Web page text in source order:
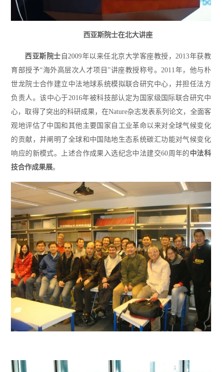
西亚斯院士在北大讲座
西亚斯院士 自2009年以来任北京大学客座教授，2013年获教
育部授予“海外高层次人才项目”讲座教授称号。2011年，他与朴
世龙院士合作建立中法地球系统模拟联合研究中心，并担任法方
负责人。该中心于2016年被科技部认定为国家级国际联合研究中
心，取得了突出的科研成果，在Nature杂志发表系列论文，全面客
观地评估了中国和其他主要国家自工业革命以来对全球气候变化
的贡献，并阐明了全球和中国陆地生态系统碳汇功能对气候变化
响应的新模式。上述合作成果入选纪念中法建交60周年的 中法科
技合作成果展。